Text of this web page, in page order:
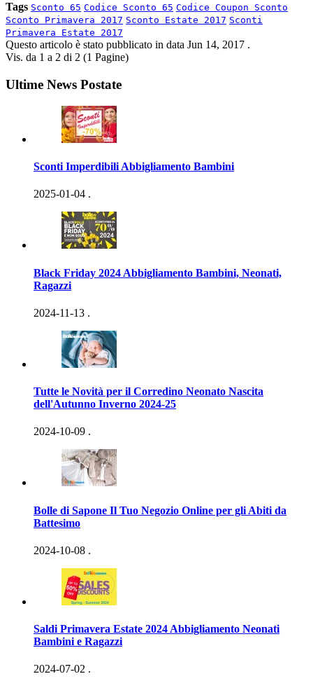
Tags Sconto 65 Codice Sconto 65 Codice Coupon Sconto
Sconto Primavera 2017 Sconto Estate 2017 Sconti
Primavera Estate 2017
Questo articolo è stato pubblicato in data Jun 14, 2017 .
Vis. da 1 a 2 di 2 (1 Pagine)
Ultime News Postate
Sconti Imperdibili Abbigliamento Bambini
2025-01-04 .
Black Friday 2024 Abbigliamento Bambini, Neonati,
Ragazzi
2024-11-13 .
Tutte le Novità per il Corredino Neonato Nascita
dell'Autunno Inverno 2024-25
2024-10-09 .
Bolle di Sapone Il Tuo Negozio Online per gli Abiti da
Battesimo
2024-10-08 .
Saldi Primavera Estate 2024 Abbigliamento Neonati
Bambini e Ragazzi
2024-07-02 .